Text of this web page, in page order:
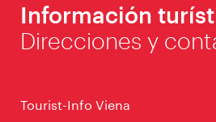
Información
Direcciones y
Tourist-Info Viena